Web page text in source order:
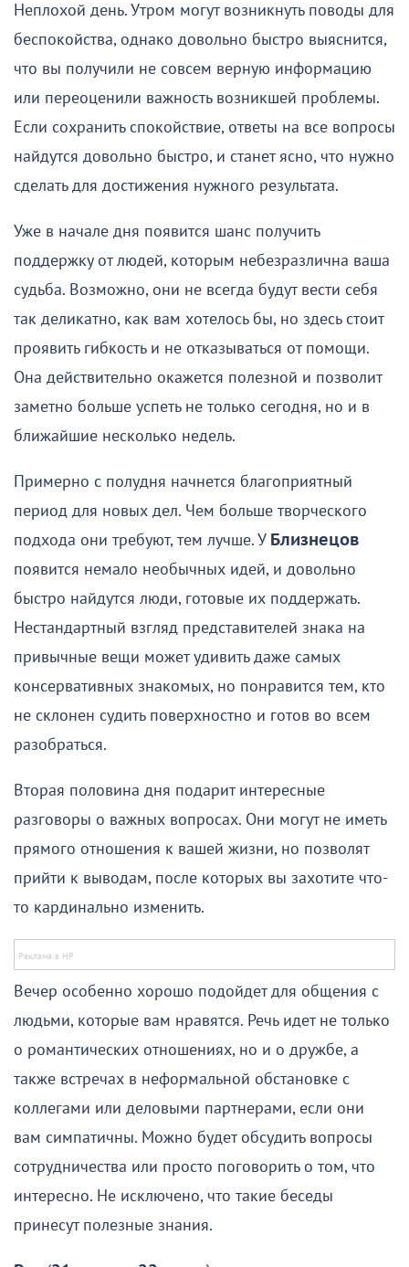
Неплохой день. Утром могут возникнуть поводы для
беспокойства, однако довольно быстро выяснится,
что вы получили не совсем верную информацию
или переоценили важность возникшей проблемы.
Если сохранить спокойствие, ответы на все вопросы
найдутся довольно быстро, и станет ясно, что нужно
сделать для достижения нужного результата.
Уже в начале дня появится шанс получить
поддержку от людей, которым небезразлична ваша
судьба. Возможно, они не всегда будут вести себя
так деликатно, как вам хотелось бы, но здесь стоит
проявить гибкость и не отказываться от помощи.
Она действительно окажется полезной и позволит
заметно больше успеть не только сегодня, но и в
ближайшие несколько недель.
Примерно с полудня начнется благоприятный
период для новых дел. Чем больше творческого
подхода они требуют, тем лучше. У Близнецов
появится немало необычных идей, и довольно
быстро найдутся люди, готовые их поддержать.
Нестандартный взгляд представителей знака на
привычные вещи может удивить даже самых
консервативных знакомых, но понравится тем, кто
не склонен судить поверхностно и готов во всем
разобраться.
Вторая половина дня подарит интересные
разговоры о важных вопросах. Они могут не иметь
прямого отношения к вашей жизни, но позволят
прийти к выводам, после которых вы захотите что-
то кардинально изменить.
Вечер особенно хорошо подойдет для общения с
людьми, которые вам нравятся. Речь идет не только
о романтических отношениях, но и о дружбе, а
также встречах в неформальной обстановке с
коллегами или деловыми партнерами, если они
вам симпатичны. Можно будет обсудить вопросы
сотрудничества или просто поговорить о том, что
интересно. Не исключено, что такие беседы
принесут полезные знания.